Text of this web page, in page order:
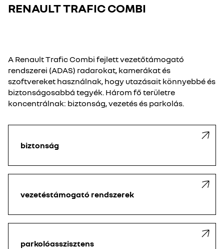
RENAULT TRAFIC COMBI
A Renault Trafic Combi fejlett vezetőtámogató
rendszerei (ADAS) radarokat, kamerákat és
szoftvereket használnak, hogy utazásait könnyebbé és
biztonságosabbá tegyék. Három fő területre
koncentrálnak: biztonság, vezetés és parkolás.
biztonság
vezetéstámogató rendszerek
parkolóasszisztens